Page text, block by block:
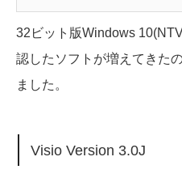
32ビット版Windows
認したソフトが増えてきた
ました。
Visio Version 3.0J